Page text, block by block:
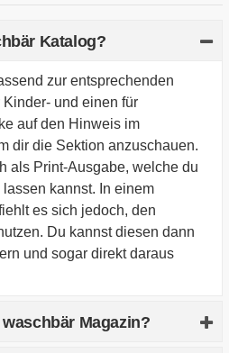
Katalog?
zur entsprechenden
und einen für
auf den Hinweis im
dir die Sektion anzuschauen.
als Print-Ausgabe, welche du
kannst. In einem
es sich jedoch, den
Du kannst diesen dann
und sogar direkt daraus
Magazin?